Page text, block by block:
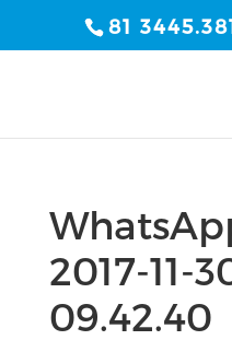
81
2017-11-
09.42.40